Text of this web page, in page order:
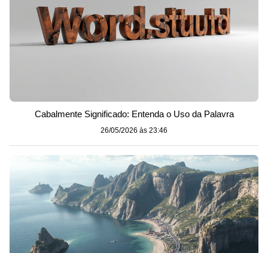
Cabalmente Significado: Entenda o Uso da Palavra
26/05/2026 às 23:46